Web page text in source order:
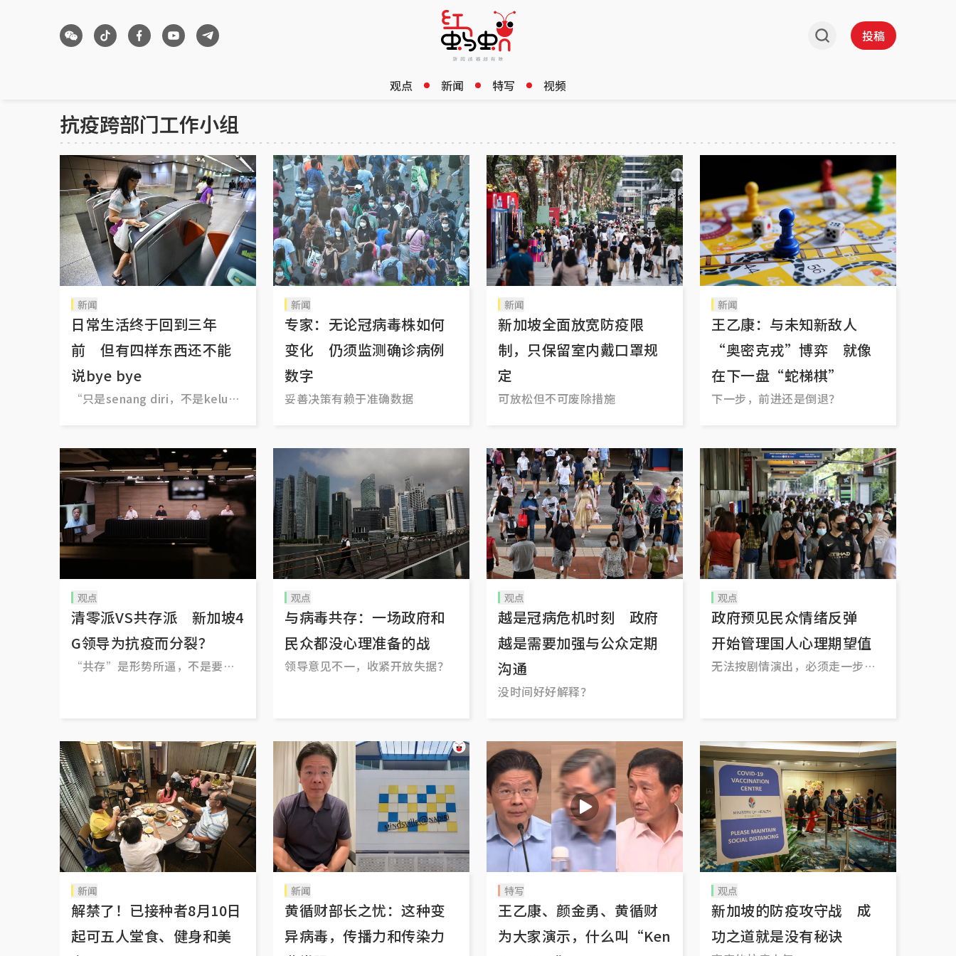
投稿
观点 新闻 特写 视频
抗疫跨部门工作小组
新闻
日常生活终于回到三年
前 但有四样东西还不能
说bye bye
“只是senang diri，不是keluar
新闻
专家：无论冠病毒株如何
变化 仍须监测确诊病例
数字
妥善决策有赖于准确数据
新闻
新加坡全面放宽防疫限
制，只保留室内戴口罩规
定
可放松但不可废除措施
新闻
王乙康：与未知新敌人
“奥密克戎”博弈 就像
在下一盘“蛇梯棋”
下一步，前进还是倒退？
观点
清零派VS共存派 新加坡4
G领导为抗疫而分裂？
“共存”是形势所逼，不是要或
观点
与病毒共存：一场政府和
民众都没心理准备的战
领导意见不一，收紧开放失据？
观点
越是冠病危机时刻 政府
越是需要加强与公众定期
沟通
没时间好好解释？
观点
政府预见民众情绪反弹
开始管理国人心理期望值
无法按剧情演出，必须走一步看
新闻
解禁了！已接种者8月10日
起可五人堂食、健身和美
新闻
黄循财部长之忧：这种变
异病毒，传播力和传染力
特写
王乙康、颜金勇、黄循财
为大家演示，什么叫“Ken
观点
新加坡的防疫攻守战 成
功之道就是没有秘诀